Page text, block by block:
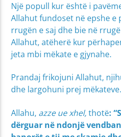
Një popull kur është i
Allahut fundoset në epshe e
rrugën e saj dhe bie në
Allahut, atëherë kur
jeta mbi mëkate e gjynahe.
Prandaj frikojuni Allahut,
dhe largohuni prej mëkateve.
Allahu, azze ue xhel,thotë: “
dërguar në ndonjë